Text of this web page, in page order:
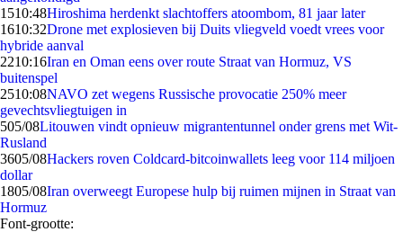
1510:48Hiroshima herdenkt slachtoffers atoombom, 81 jaar later
1610:32Drone met explosieven bij Duits vliegveld voedt vrees voor
hybride aanval
2210:16Iran en Oman eens over route Straat van Hormuz, VS
buitenspel
2510:08NAVO zet wegens Russische provocatie 250% meer
gevechtsvliegtuigen in
505/08Litouwen vindt opnieuw migrantentunnel onder grens met Wit-
Rusland
3605/08Hackers roven Coldcard-bitcoinwallets leeg voor 114 miljoen
dollar
1805/08Iran overweegt Europese hulp bij ruimen mijnen in Straat van
Hormuz
Font-grootte: